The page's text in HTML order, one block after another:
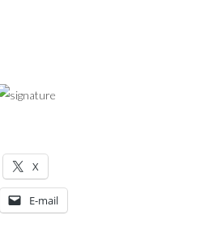
X
E-mail